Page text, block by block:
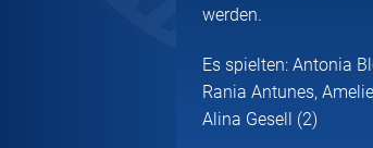
werden.
Es spielten: Antonia
Rania Antunes,
Alina Gesell (2)